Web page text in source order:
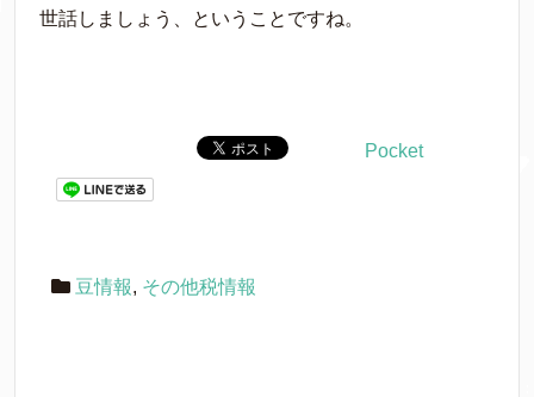
世話しましょう、ということですね。
Pocket
豆情報, その他税情報